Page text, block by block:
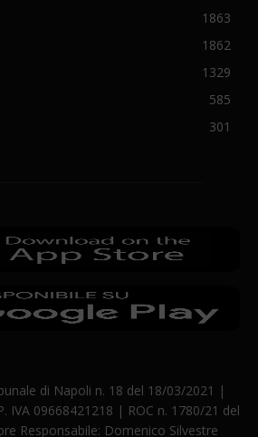
1863
1862
1329
585
301
di Napoli n. 18 del 18/03/2021 |
IVA 09668421218 | ROC n. 1780/21 del
Responsabile: Domenico Silvestre